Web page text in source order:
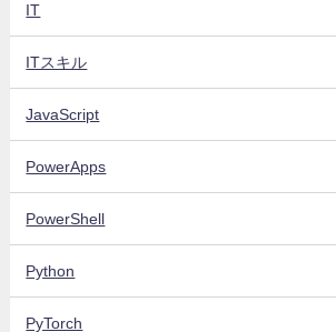
IT
ITスキル
JavaScript
PowerApps
PowerShell
Python
PyTorch